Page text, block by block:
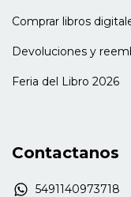
Comprar libros
Devoluciones y
Feria del Libro 2026
Contactanos
5491140973718